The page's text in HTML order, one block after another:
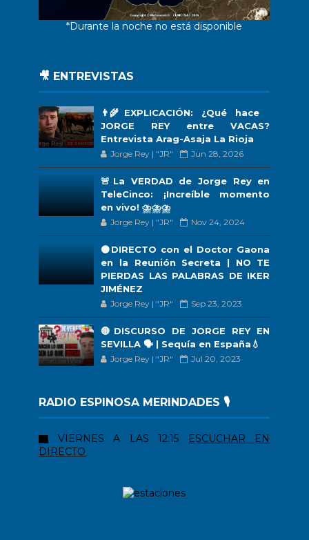
*Durante la noche no está disponible
🎥 ENTREVISTAS
👨‍🌾EXPLICACIÓN: ¿Qué hace
JORGE REY entre VACAS?
Entrevista Arag-Asaja La Rioja
Jorge Rey | "JR" Jun 28, 2026
🚨La VERDAD de Jorge Rey en
TeleCinco: ¡Increíble momento
en vivo! ⛈️⛈️⛈️
Jorge Rey | "JR" Nov 24, 2024
🟠DIRECTO con el Doctor Gaona
en la Reunión Secreta | NO TE
PIERDAS LAS PALABRAS DE IKER
JIMÉNEZ
Jorge Rey | "JR" Sep 23, 2023
🔴DISCURSO DE JORGE REY EN
SEVILLA 🗣 | Sequía en España💧
Jorge Rey | "JR" Jul 20, 2023
RADIO ESPINOSA MERINDADES 🎙️
VIERNES A LAS 12:15
ESCUCHAR EN
DIRECTO